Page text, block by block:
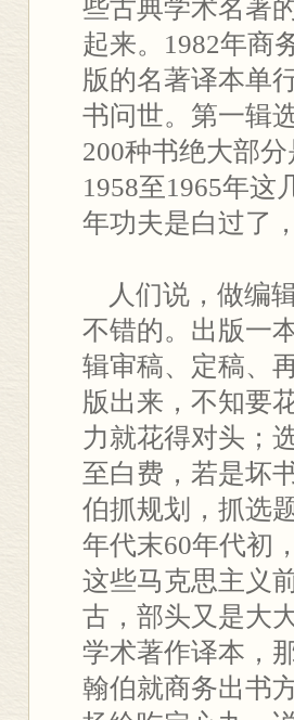
些古典学术名著
起来。1982年商
版的名著译本单
书问世。第一辑
200种书绝大部
1958至1965年这
年功夫是白过了
人们说，做编
不错的。出版一
辑审稿、定稿、
版出来，不知要
力就花得对头；
至白费，若是坏
伯抓规划，抓选
年代末60年代初
这些马克思主义
古，部头又是大
学术著作译本，
翰伯就商务出书